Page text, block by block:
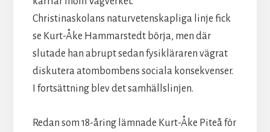
Christinaskolans naturvetenskapliga linje fick
se Kurt-Åke Hammarstedt börja, men där
slutade han abrupt sedan fysikläraren vägrat
diskutera atombombens sociala konsekvenser.
I fortsättning blev det samhällslinjen.
Redan som 18-åring lämnade Kurt-Åke Piteå för